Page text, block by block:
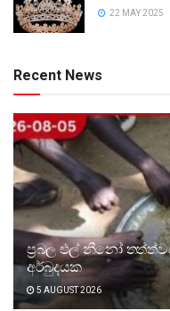
22 MAY 2025
Recent News
ප්‍රබල එල් නීනෝ
අර්බුදයක
5 AUGUST 2026